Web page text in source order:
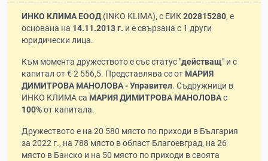
ИНКО КЛИМА ЕООД(INKO KLIMA), с ЕИК202815280, е
основана на 14.11.2013 г. и е свързана с 1 други
юридически лица.
Към момента дружеството е със статус "действащ" и с
капитал от € 2 556,5. Представлява се от МАРИЯ
ДИМИТРОВА МАНОЛОВА - Управител. Съдружници в
ИНКО КЛИМА са МАРИЯ ДИМИТРОВА МАНОЛОВАс
100%от капитала.
Дружеството е на 20 580 място по приходи в България
за 2022 г., на 788 място в област Благоевград, на 26
място в Банско и на 50 място по приходи в своята